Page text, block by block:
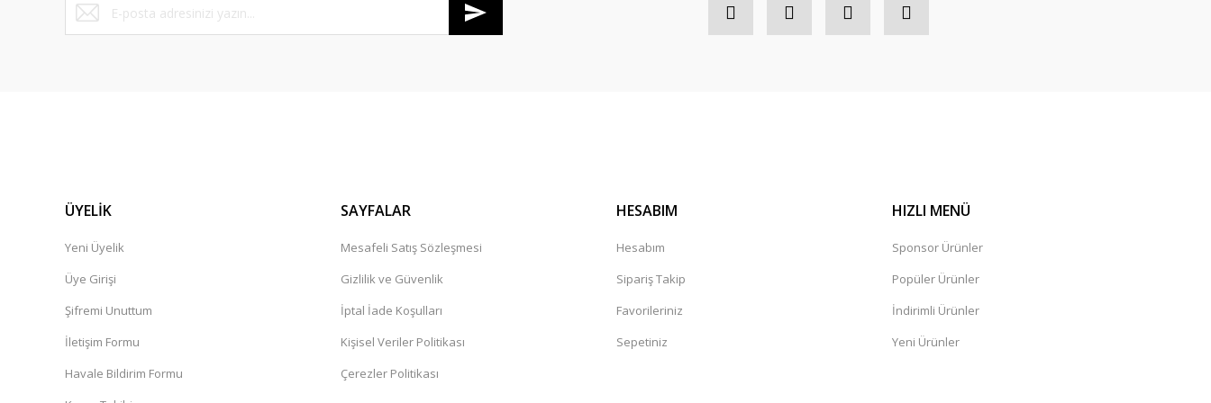
Dilan Kaplan | 24/05/2025
ÜYELİK
Yeni Üyelik
Üye Girişi
Şifremi Unuttum
İletişim Formu
Havale Bildirim Formu
SAYFALAR
Mesafeli Satış Sözleşmesi
Gizlilik ve Güvenlik
İptal İade Koşulları
Kişisel Veriler Politikası
Çerezler Politikası
HESABIM
Hesabım
Sipariş Takip
Favorileriniz
Sepetiniz
HIZLI MENÜ
Sponsor Ürünler
Popüler Ürünler
İndirimli Ürünler
Yeni Ürünler